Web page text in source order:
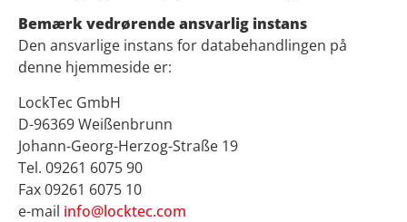
Bemærk vedrørende ansvarlig instans
Den ansvarlige instans for databehandlingen på
denne hjemmeside er:
LockTec GmbH
D-96369 Weißenbrunn
Johann-Georg-Herzog-Straße 19
Tel. 09261 6075 90
Fax 09261 6075 10
e-mail info@locktec.com